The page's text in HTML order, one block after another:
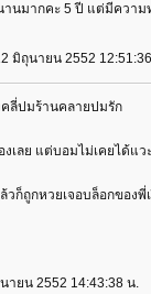
านมากคะ 5 ปี แต่มีควา
มิถุนายน 2552
ลี่ปมร้านคลายปมรัก
เลย แต่บอมไม่เคยได้แ
ก็ถูกหวยเจอบล็อกของพี่
ายน 2552 14:43:38 น.